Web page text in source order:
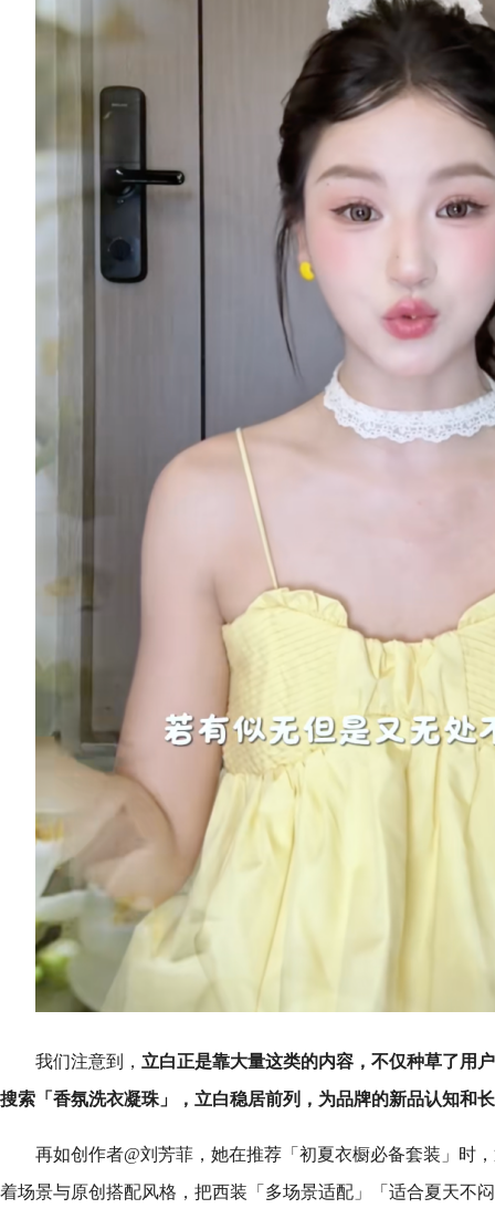
我们注意到， 立白正是靠大量这类的内容，不仅种草了用
搜索「香氛洗衣凝珠」，立白稳居前列，为品牌的新品认知和
再如创作者@刘芳菲，她在推荐「初夏衣橱必备套装」时
着场景与原创搭配风格，把西装「多场景适配」「适合夏天不